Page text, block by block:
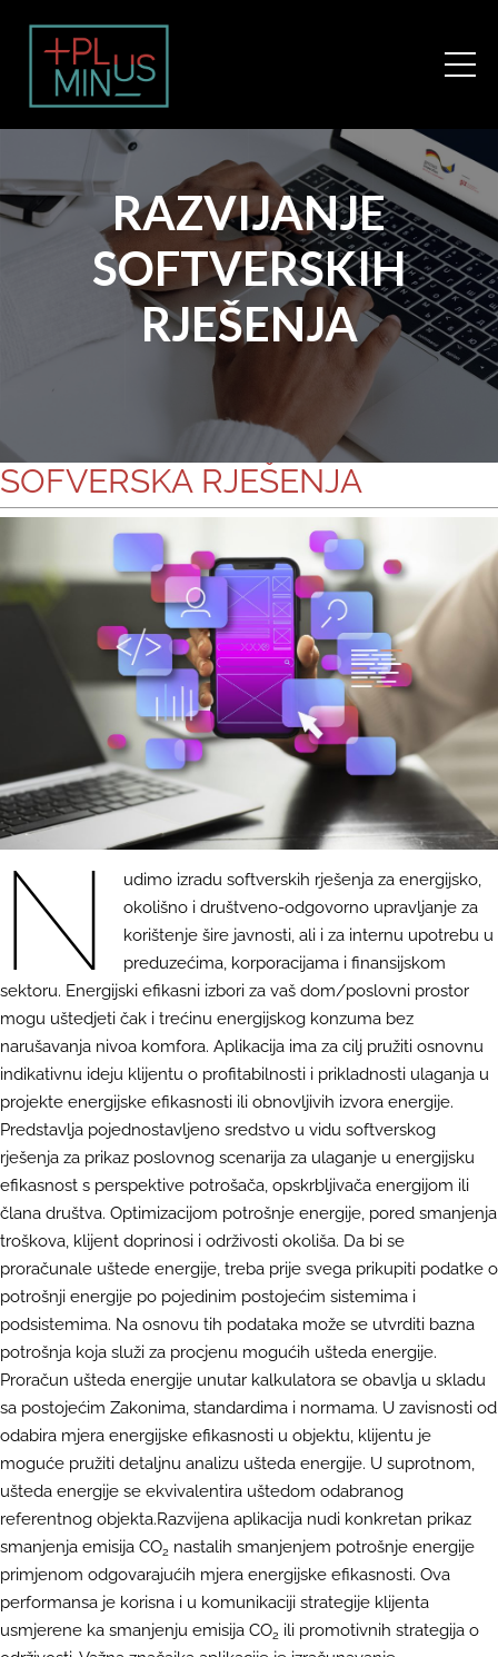
RAZVIJANJE
SOFTVERSKIH
RJEŠENJA
SOFVERSKA RJEŠENJA
N
udimo izradu softverskih rješenja za energijsko,
okolišno i društveno-odgovorno upravljanje za
korištenje šire javnosti, ali i za internu upotrebu u
preduzećima, korporacijama i finansijskom
sektoru. Energijski efikasni izbori za vaš dom/poslovni prostor
mogu uštedjeti čak i trećinu energijskog konzuma bez
narušavanja nivoa komfora. Aplikacija ima za cilj pružiti osnovnu
indikativnu ideju klijentu o profitabilnosti i prikladnosti ulaganja u
projekte energijske efikasnosti ili obnovljivih izvora energije.
Predstavlja pojednostavljeno sredstvo u vidu softverskog
rješenja za prikaz poslovnog scenarija za ulaganje u energijsku
efikasnost s perspektive potrošača, opskrbljivača energijom ili
člana društva. Optimizacijom potrošnje energije, pored smanjenja
troškova, klijent doprinosi i održivosti okoliša. Da bi se
proračunale uštede energije, treba prije svega prikupiti podatke o
potrošnji energije po pojedinim postojećim sistemima i
podsistemima. Na osnovu tih podataka može se utvrditi bazna
potrošnja koja služi za procjenu mogućih ušteda energije.
Proračun ušteda energije unutar kalkulatora se obavlja u skladu
sa postojećim Zakonima, standardima i normama. U zavisnosti od
odabira mjera energijske efikasnosti u objektu, klijentu je
moguće pružiti detaljnu analizu ušteda energije. U suprotnom,
ušteda energije se ekvivalentira uštedom odabranog
referentnog objekta.Razvijena aplikacija nudi konkretan prikaz
smanjenja emisija CO2 nastalih smanjenjem potrošnje energije
primjenom odgovarajućih mjera energijske efikasnosti. Ova
performansa je korisna i u komunikaciji strategije klijenta
usmjerene ka smanjenju emisija CO2 ili promotivnih strategija o